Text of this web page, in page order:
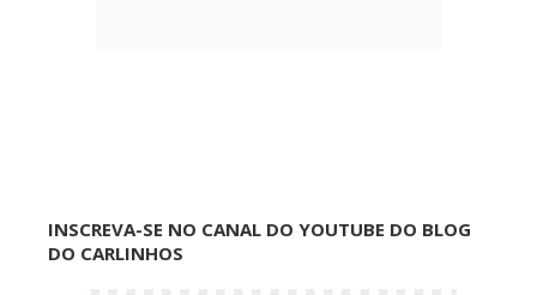
INSCREVA-SE NO CANAL DO YOUTUBE DO BLOG
DO CARLINHOS